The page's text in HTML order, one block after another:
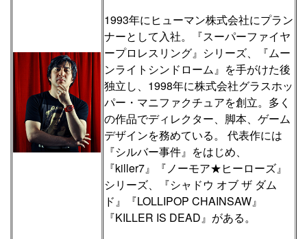
1993年にヒューマン株式会社にプラン
ナーとして入社。『スーパーファイヤ
ープロレスリング』シリーズ、『ムー
ンライトシンドローム』を手がけた後
独立し、1998年に株式会社グラスホッ
パー・マニファクチュアを創立。多く
の作品でディレクター、脚本、ゲーム
デザインを務めている。 代表作には
『シルバー事件』をはじめ、
『killer7』『ノーモア★ヒーローズ』
シリーズ、『シャドウ オブ ザ ダム
ド』『LOLLIPOP CHAINSAW』
『KILLER IS DEAD』がある。